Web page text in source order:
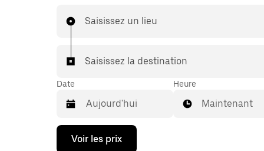
Saisissez un lieu
Saisissez la destination
Date
Appuyez
Heure
Maintenant
Voir les prix